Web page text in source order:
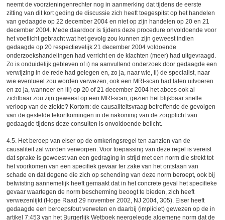
neemt de voorzieningenrechter nog in aanmerking dat tijdens de eerste
zitting van dit kort geding de discussie zich heeft toegespitst op het handelen
van gedaagde op 22 december 2004 en niet op zijn handelen op 20 en 21
december 2004. Mede daardoor is tijdens deze procedure onvoldoende voor
het voetlicht gebracht wat het gevolg zou kunnen zijn geweest indien
gedaagde op 20 respectievelijk 21 december 2004 voldoende
onderzoekshandelingen had verricht en de klachten (meer) had uitgevraagd.
Zo is onduidelijk gebleven of i) na aanvullend onderzoek door gedaagde een
verwijzing in de rede had gelegen en, zo ja, naar wie, ii) de specialist, naar
wie eventueel zou worden verwezen, ook een MRI-scan had laten uitvoeren
en zo ja, wanneer en iii) op 20 of 21 december 2004 het abces ook al
zichtbaar zou zijn geweest op een MRI-scan, gezien het blijkbaar snelle
verloop van de ziekte? Kortom: de causaliteitsvraag betreffende de gevolgen
van de gestelde tekortkomingen in de nakoming van de zorgplicht van
gedaagde tijdens deze consulten is onvoldoende belicht.
4.5. Het beroep van eiser op de omkeringsregel ten aanzien van de
causaliteit zal worden verworpen. Voor toepassing van deze regel is vereist
dat sprake is geweest van een gedraging in strijd met een norm die strekt tot
het voorkomen van een specifiek gevaar ter zake van het ontstaan van
schade en dat degene die zich op schending van deze norm beroept, ook bij
betwisting aannemelijk heeft gemaakt dat in het concrete geval het specifieke
gevaar waartegen de norm bescherming beoogt te bieden, zich heeft
verwezenlijkt (Hoge Raad 29 november 2002, NJ 2004, 305). Eiser heeft
gedaagde een beroepsfout verweten en daarbij (impliciet) gewezen op de in
artikel 7:453 van het Burgerlijk Wetboek neergelegde algemene norm dat de